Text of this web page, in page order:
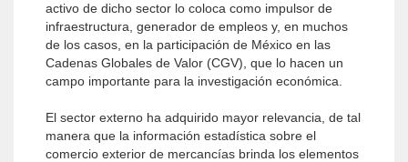
activo de dicho sector lo coloca como impulsor de
infraestructura, generador de empleos y, en muchos
de los casos, en la participación de México en las
Cadenas Globales de Valor (CGV), que lo hacen un
campo importante para la investigación económica.
El sector externo ha adquirido mayor relevancia, de tal
manera que la información estadística sobre el
comercio exterior de mercancías brinda los elementos